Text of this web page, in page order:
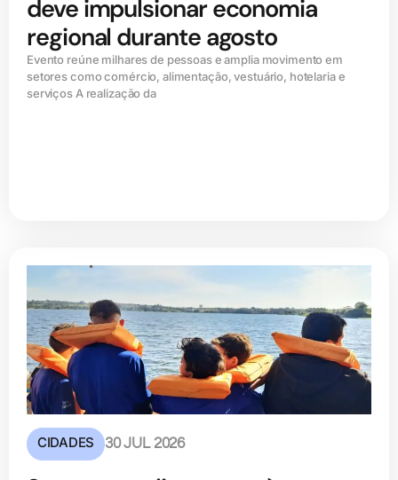
deve impulsionar economia
regional durante agosto
Evento reúne milhares de pessoas e amplia movimento em
setores como comércio, alimentação, vestuário, hotelaria e
serviços A realização da
CIDADES 30 JUL 2026